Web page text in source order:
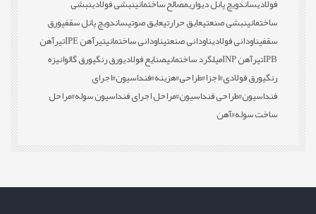
فولادیساندویچ پانل دیواریمصالح ساختمانینبشی فولادینبشی
ساختمانینبشی صنعتیعایق حرارتیعایق صوتیساندویچ پانل سقفیورق
سقفیناودانی فولادیناودانی صنعتیناودانی ساختمانیتیرآهن IPE
تیرآهن
IPBتیرآهن INP میلگرد ساختمانیصنایع فولادیورق رنگیورق گالوانیزه
رنگیورق فولادی#اجزا#طراحی#هزینه#فنداسیون#اجرای
فنداسیون#طراحی فنداسیون#مراحل اجرای فنداسیون سوله#مراحل
ساخت سوله#آهن